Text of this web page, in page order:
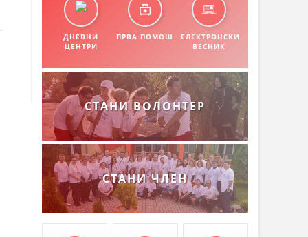
ДНЕВНИ
ЦЕНТРИ
ПРВА ПОМОШ
ЕЛЕКТРОНСКИ
ВЕСНИК
СТАНИ ВОЛОНТЕР
СТАНИ ЧЛЕН